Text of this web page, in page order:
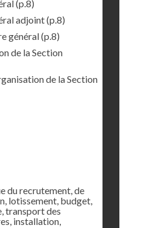
(p.8)
adjoint(p.8)
général(p.8)
de la Section
de la Section
du recrutement, de
lotissement, budget,
transport des
installation,